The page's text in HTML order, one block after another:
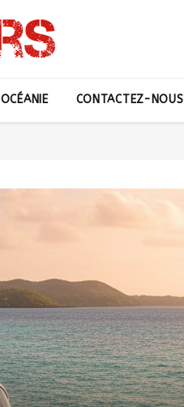
OCÉANIE CONTACTEZ-NOUS